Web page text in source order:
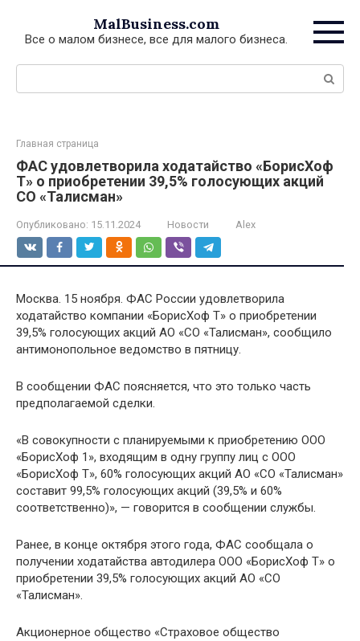
контенту
MalBusiness.com
Все о малом бизнесе, все для малого бизнеса.
Поиск:
Главная страница
ФАС удовлетворила ходатайство «БорисХоф
Т» о приобретении 39,5% голосующих акций
СО «Талисман»
Опубликовано: 15.11.2024 Новости Alex
Москва. 15 ноября. ФАС России удовлетворила
ходатайство компании «БорисХоф Т» о приобретении
39,5% голосующих акций АО «СО «Талисман», сообщило
антимонопольное ведомство в пятницу.
В сообщении ФАС поясняется, что это только часть
предполагаемой сделки.
«В совокупности с планируемыми к приобретению ООО
«БорисХоф 1», входящим в одну группу лиц с ООО
«БорисХоф Т», 60% голосующих акций АО «СО «Талисман»
составит 99,5% голосующих акций (39,5% и 60%
соответственно)», — говорится в сообщении службы.
Ранее, в конце октября этого года, ФАС сообщала о
получении ходатайства автодилера ООО «БорисХоф Т» о
приобретении 39,5% голосующих акций АО «СО
«Талисман».
Акционерное общество «Страховое общество